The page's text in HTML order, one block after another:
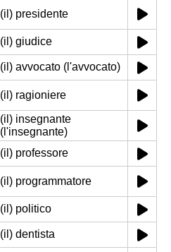
(il) presidente
(il) giudice
(il) avvocato (l'avvocato)
(il) ragioniere
(il) insegnante
(l'insegnante)
(il) professore
(il) programmatore
(il) politico
(il) dentista